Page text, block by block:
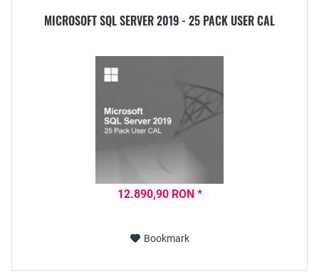
MICROSOFT SQL SERVER 2019 - 25 PACK USER CAL
12.890,90 RON *
Bookmark